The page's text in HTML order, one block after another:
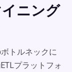
ニング
トルネックに
プラットフォ